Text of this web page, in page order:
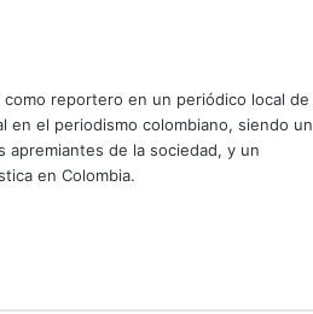
reportero en un periódico local de
en el periodismo colombiano, siendo un
apremiantes de la sociedad, y un
en Colombia.